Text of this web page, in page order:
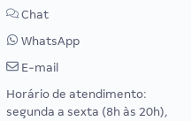
Chat
WhatsApp
E-mail
Horário de atendimento:
segunda a sexta (8h às 20h),